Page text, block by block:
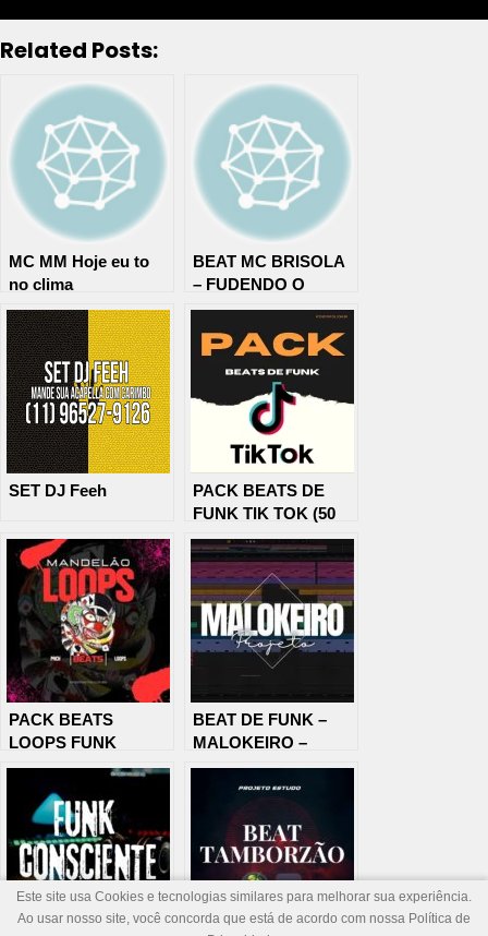
Related Posts:
MC MM Hoje eu to
no clima
Instrumental (DJ
Vitinho Nunes)
BEAT MC BRISOLA
– FUDENDO O
PSCICOLOGICO DJ
GBR
SET DJ Feeh
PACK BEATS DE
FUNK TIK TOK (50
BEATS)
PACK BEATS
LOOPS FUNK
MANDELÃO 2023
BEAT DE FUNK –
MALOKEIRO –
PROJETO A VENDA
PARA TODAS AS
DAW’S
Este site usa Cookies e tecnologias similares para melhorar sua experiência.
Ao usar nosso site, você concorda que está de acordo com nossa Política de